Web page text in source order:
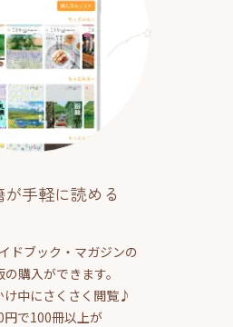
手軽に読める
ドブック・マガジンの
購入ができます。
け中にさくさく閲覧♪
円で100冊以上が